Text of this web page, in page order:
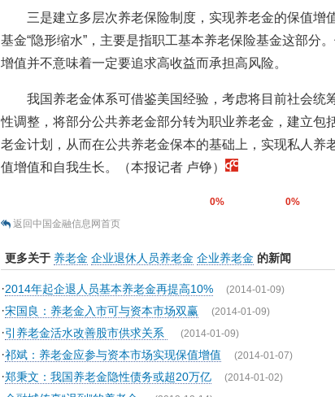
三是建立多层次养老保险制度，实现养老金的保值增
基金“隐形缩水”，主要是指职工基本养老保险基金这部分
增值并不意味着一定要追求高收益而承担高风险。
我国养老金体系可借鉴美国经验，考虑将目前社会统
性调整，将部分公共养老金部分转为职业养老金，建立包
老金计划，从而在公共养老金保本的基础上，实现私人养
值增值和自我生长。
（本报记者 卢铮）
0%
0%
返回中国金融信息网首页
更多关于 养老金 企业退休人员养老金 企业养老金 的新闻
·2014年起企退人员基本养老金再提高10% (2014-01-09)
·宋国良：养老金入市可与资本市场双赢 (2014-01-09)
·引养老金活水改善股市供求关系 (2014-01-09)
·祁斌：养老金应参与资本市场实现保值增值 (2014-01-07)
·郑秉文：我国养老金隐性债务或超20万亿 (2014-01-02)